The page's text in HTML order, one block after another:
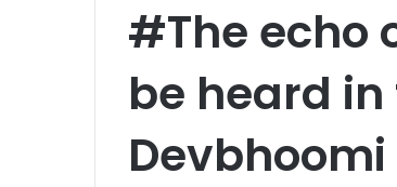
#The echo
be heard
Devbhoomi